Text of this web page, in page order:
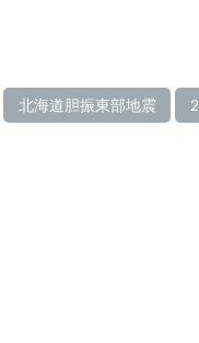
北海道胆振東部地震